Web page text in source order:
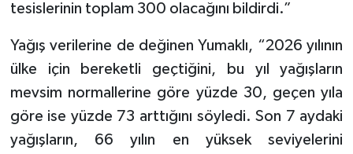
tesislerinin toplam 300 olacağını bildirdi.”
Yağış verilerine de değinen Yumaklı, “2026 yılının
ülke için bereketli geçtiğini, bu yıl yağışların
mevsim normallerine göre yüzde 30, geçen yıla
göre ise yüzde 73 arttığını söyledi. Son 7 aydaki
yağışların, 66 yılın en yüksek seviyelerini